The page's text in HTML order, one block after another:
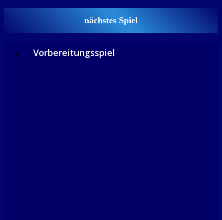
nächstes Spiel
Vorbereitungsspiel